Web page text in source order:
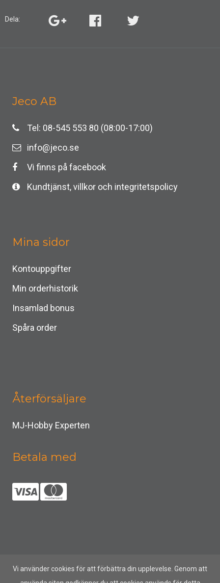
Vi använder cookies för att förbättra din upplevelse. Genom att
Dela:
Jeco AB
Tel: 08-545 553 80 (08:00-17:00)
info@jeco.se
Vi finns på facebook
Kundtjänst, villkor och integritetspolicy
Mina sidor
Kontouppgifter
Min orderhistorik
Insamlad bonus
Spåra order
Återförsäljare
MJ-Hobby Experten
Betala med